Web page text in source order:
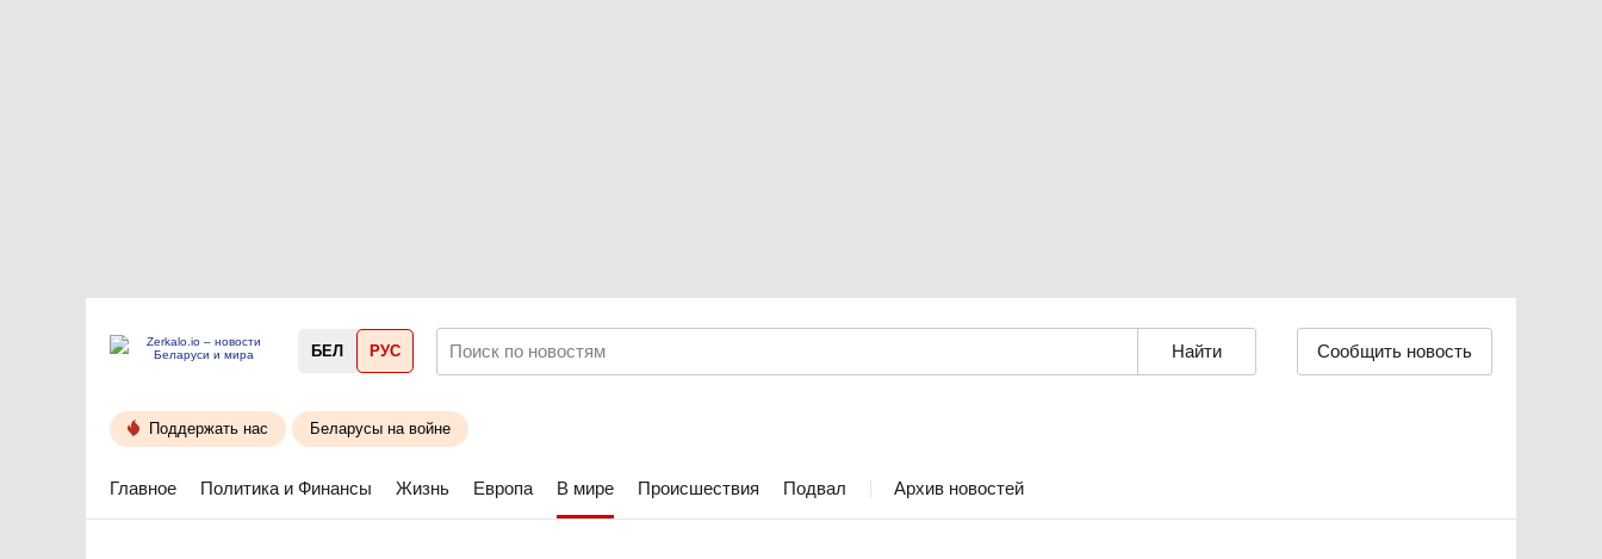
БЕЛ РУС Сообщить новость
Поддержать нас Беларусы на войне
Главное Политика и Финансы Жизнь Европа В мире Происшествия Подвал Архив новостей